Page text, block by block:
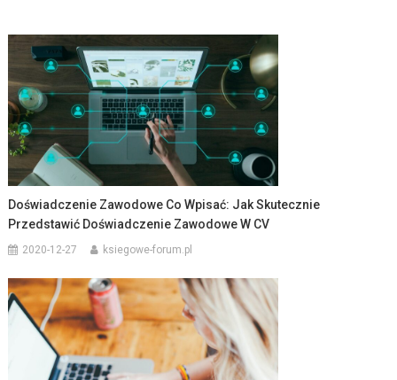
Doświadczenie Zawodowe Co Wpisać: Jak Skutecznie
Przedstawić Doświadczenie Zawodowe W CV
2020-12-27 ksiegowe-forum.pl